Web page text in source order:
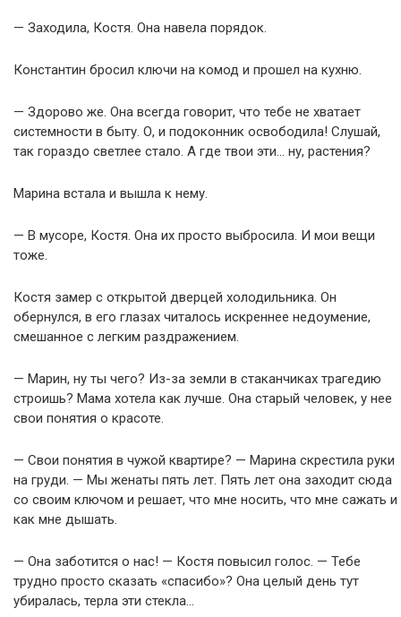
— Заходила, Костя. Она навела порядок.
Константин бросил ключи на комод и прошел на кухню.
— Здорово же. Она всегда говорит, что тебе не хватает
системности в быту. О, и подоконник освободила! Слушай,
так гораздо светлее стало. А где твои эти… ну, растения?
Марина встала и вышла к нему.
— В мусоре, Костя. Она их просто выбросила. И мои вещи
тоже.
Костя замер с открытой дверцей холодильника. Он
обернулся, в его глазах читалось искреннее недоумение,
смешанное с легким раздражением.
— Марин, ну ты чего? Из-за земли в стаканчиках трагедию
строишь? Мама хотела как лучше. Она старый человек, у нее
свои понятия о красоте.
— Свои понятия в чужой квартире? — Марина скрестила руки
на груди. — Мы женаты пять лет. Пять лет она заходит сюда
со своим ключом и решает, что мне носить, что мне сажать и
как мне дышать.
— Она заботится о нас! — Костя повысил голос. — Тебе
трудно просто сказать «спасибо»? Она целый день тут
убиралась, терла эти стекла…